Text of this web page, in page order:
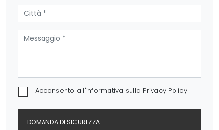
Acconsento all'informativa sulla Privacy Policy
DOMANDA DI SICUREZZA